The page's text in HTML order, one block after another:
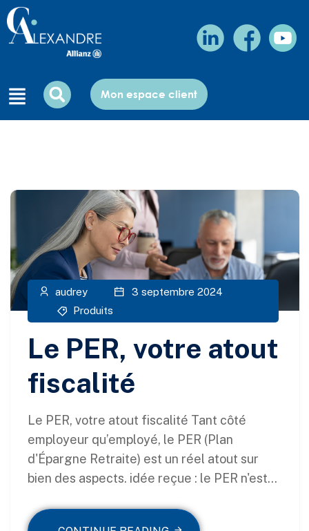
Mon espace client
audrey
3 septembre 2024
Produits
Le PER, votre atout
fiscalité
Le PER, votre atout fiscalité Tant côté
employeur qu’employé, le PER (Plan
d'Épargne Retraite) est un réel atout sur
bien des aspects. idée reçue : le PER n'est...